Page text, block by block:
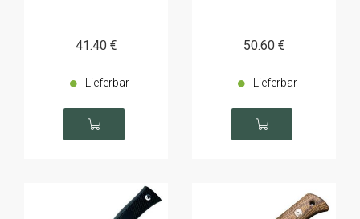
41.40 €
Lieferbar
50.60 €
Lieferbar